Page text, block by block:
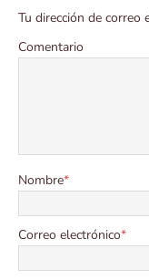
Tu dirección de correo
Comentario
Nombre*
Correo electrónico*